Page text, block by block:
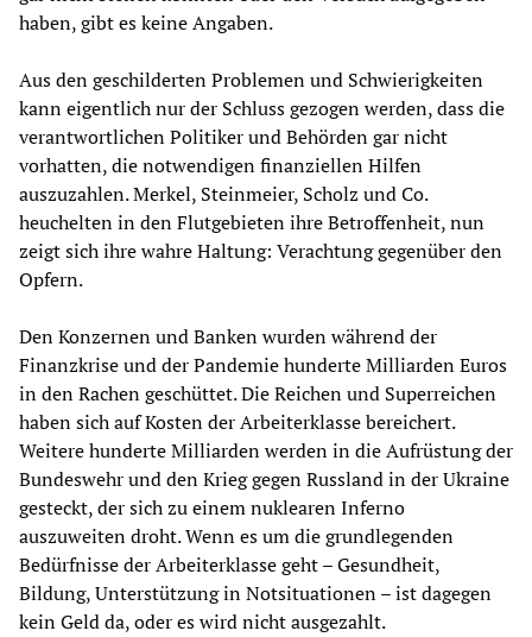
haben, gibt es keine Angaben.
Aus den geschilderten Problemen und Schwierigkeiten
kann eigentlich nur der Schluss gezogen werden, dass die
verantwortlichen Politiker und Behörden gar nicht
vorhatten, die notwendigen finanziellen Hilfen
auszuzahlen. Merkel, Steinmeier, Scholz und Co.
heuchelten in den Flutgebieten ihre Betroffenheit, nun
zeigt sich ihre wahre Haltung: Verachtung gegenüber den
Opfern.
Den Konzernen und Banken wurden während der
Finanzkrise und der Pandemie hunderte Milliarden Euros
in den Rachen geschüttet. Die Reichen und Superreichen
haben sich auf Kosten der Arbeiterklasse bereichert.
Weitere hunderte Milliarden werden in die Aufrüstung der
Bundeswehr und den Krieg gegen Russland in der Ukraine
gesteckt, der sich zu einem nuklearen Inferno
auszuweiten droht. Wenn es um die grundlegenden
Bedürfnisse der Arbeiterklasse geht – Gesundheit,
Bildung, Unterstützung in Notsituationen – ist dagegen
kein Geld da, oder es wird nicht ausgezahlt.